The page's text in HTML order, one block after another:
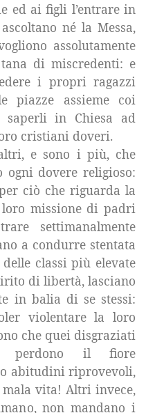
ed ai figli l’entrare in
néla Messa,
assolutamente
di miscredenti: e
i propri ragazzi
piazze assieme coi
saperli in Chiesa ad
cristiani doveri.
e sono i più, che
ogni dovere religioso:
ciò che riguarda la
missione di padri
settimanalmente
a condurre stentata
classi più elevate
di libertà, lasciano
in balia di se stessi:
violentare la loro
che quei disgraziati
perdono il fiore
abitudini riprovevoli,
vita! Altri invece,
non mandano i